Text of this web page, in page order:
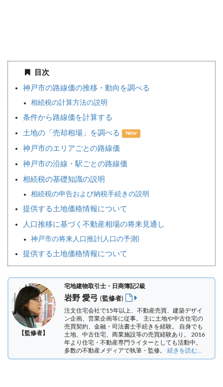
目次
神戸市の路線価の推移・動向を調べる
相続税の計算方法の説明
条件から路線価を計算する
土地の「売却相場」を調べる New
神戸市のエリアごとの路線価
神戸市の沿線・駅ごとの路線価
相続税の基礎知識の説明
相続税の申告および納税手続きの説明
提供する土地価格情報について
人口推移に基づく不動産相場の将来見通し
神戸市の将来人口推計(人口の予測)
提供する土地価格情報について
【監修者】
宅地建物取引士・日商簿記2級
岩野 愛弓 (監修者)
注文住宅会社で15年以上、不動産売買、建築デザイ
ン企画、営業企画等に従事。 主に土地や中古住宅の
売買契約、金融・司法書士手続きを経験。 自身でも
土地、中古住宅、商業施設等の売買経験あり。 2016
年より住宅・不動産専門ライターとしても活動中。
多数の不動産メディアで執筆・監修。 続きを読む...